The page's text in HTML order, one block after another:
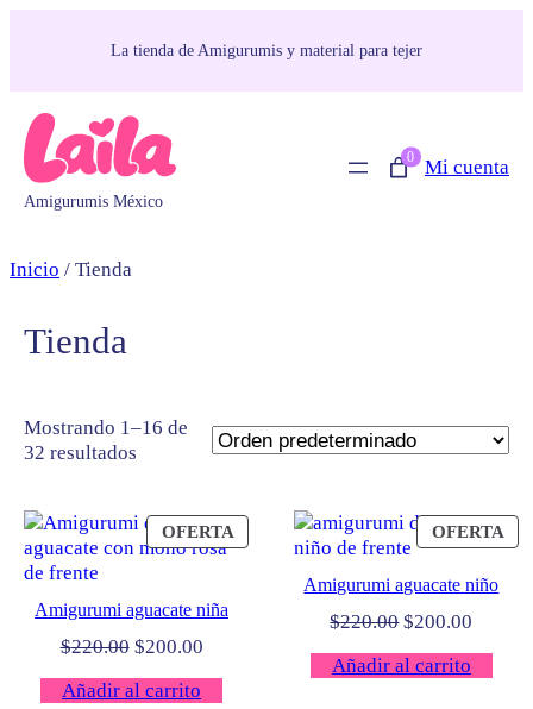
La tienda de Amigurumis y material para tejer
Amigurumis México
0 Mi cuenta
Inicio / Tienda
Tienda
Mostrando 1–16 de
32 resultados
OFERTAPRODUCTO
EN
Amigurumi aguacate niña
$220.00 El
original
$200.00El
Añadir al carrito
OFERTA
EN
Amigurumi aguacate niño
$220.00El
original
$200.00
Añadir al carrito